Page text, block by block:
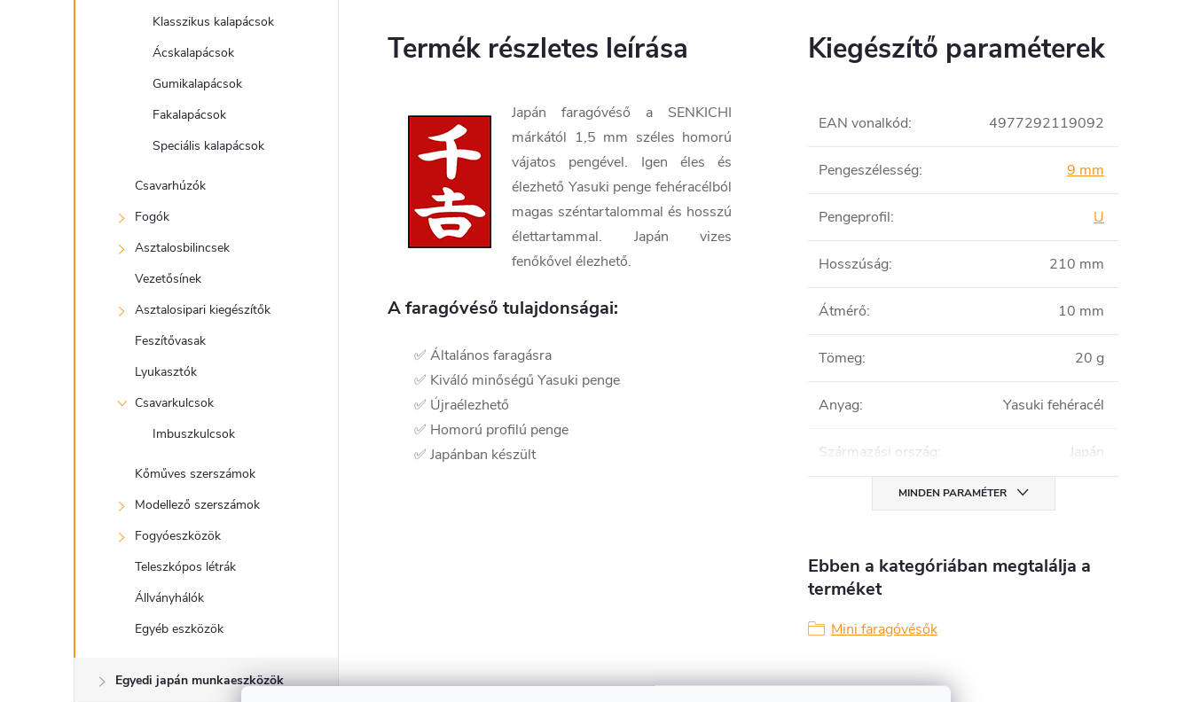
Klasszikus kalapácsok
Ácskalapácsok
Gumikalapácsok
Fakalapácsok
Speciális kalapácsok
Csavarhúzók
Fogók
Asztalosbilincsek
Vezetősínek
Asztalosipari kiegészítők
Feszítővasak
Lyukasztók
Csavarkulcsok
Imbuszkulcsok
Kőműves szerszámok
Modellező szerszámok
Fogyóeszközök
Teleszkópos létrák
Állványhálók
Egyéb eszközök
Egyedi japán munkaeszközök
Termék részletes leírása
Japán faragóvéső a SENKICHI
márkától 1,5 mm széles homorú
vájatos pengével. Igen éles és
élezhető Yasuki penge fehéracélból
magas széntartalommal és hosszú
élettartammal. Japán vizes
fenőkővel élezhető.
A faragóvéső tulajdonságai:
✅ Általános faragásra
✅ Kiváló minőségű Yasuki penge
✅ Újraélezhető
✅ Homorú profilú penge
✅ Japánban készült
Kiegészítő paraméterek
EAN vonalkód: 4977292119092
Pengeszélesség: 9 mm
Pengeprofil: U
Hosszúság: 210 mm
Átmérő: 10 mm
Tömeg: 20 g
Anyag: Yasuki fehéracél
Származási ország: Japán
MINDEN PARAMÉTER
Ebben a kategóriában megtalálja a
terméket
Mini faragóvésők